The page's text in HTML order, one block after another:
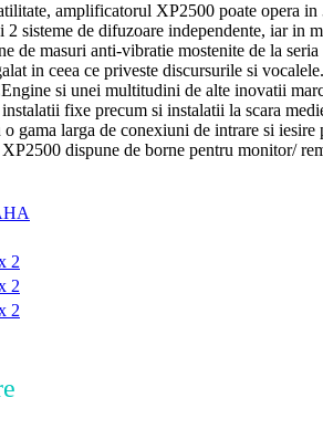
amplificatorul XP2500 poate opera
2 sisteme de difuzoare independente, iar in
de masuri anti-vibratie mostenite de la
in ceea ce priveste discursurile si vocalele.
si unei multitudini de alte inovatii
fixe precum si instalatii la scara
o gama larga de conexiuni de intrare si
dispune de borne pentru monitor/
2
2
2